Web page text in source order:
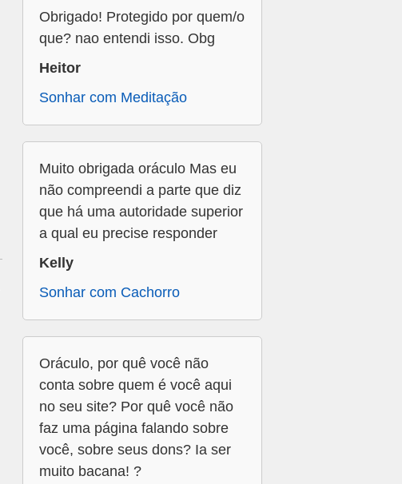
Obrigado! Protegido por quem/o
que? nao entendi isso. Obg
Heitor
Sonhar com Meditação
Muito obrigada oráculo Mas eu
não compreendi a parte que diz
que há uma autoridade superior
a qual eu precise responder
Kelly
Sonhar com Cachorro
Oráculo, por quê você não
conta sobre quem é você aqui
no seu site? Por quê você não
faz uma página falando sobre
você, sobre seus dons? Ia ser
muito bacana! ?